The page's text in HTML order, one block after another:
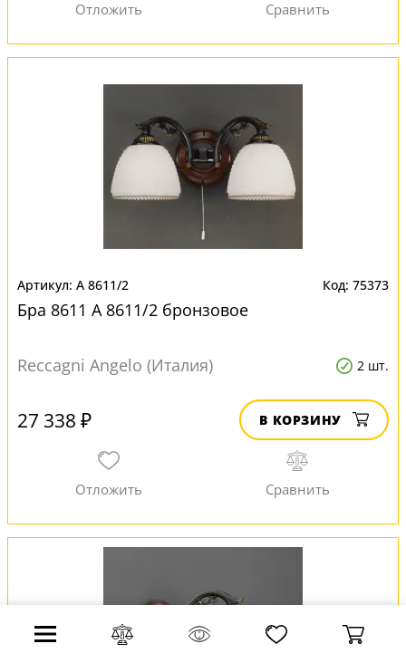
A 8611/2 75373
Бра 8611 A 8611/2 бронзовое
Reccagni Angelo (Италия) 2 шт.
27 338 ₽ В КОРЗИНУ